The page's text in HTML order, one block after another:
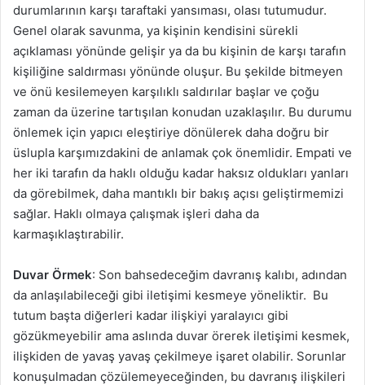
durumlarının karşı taraftaki yansıması, olası tutumudur.
Genel olarak savunma, ya kişinin kendisini sürekli
açıklaması yönünde gelişir ya da bu kişinin de karşı tarafın
kişiliğine saldırması yönünde oluşur. Bu şekilde bitmeyen
ve önü kesilemeyen karşılıklı saldırılar başlar ve çoğu
zaman da üzerine tartışılan konudan uzaklaşılır. Bu durumu
önlemek için yapıcı eleştiriye dönülerek daha doğru bir
üslupla karşımızdakini de anlamak çok önemlidir. Empati ve
her iki tarafın da haklı olduğu kadar haksız oldukları yanları
da görebilmek, daha mantıklı bir bakış açısı geliştirmemizi
sağlar. Haklı olmaya çalışmak işleri daha da
karmaşıklaştırabilir.
Duvar Örmek: Son bahsedeceğim davranış kalıbı, adından
da anlaşılabileceği gibi iletişimi kesmeye yöneliktir. Bu
tutum başta diğerleri kadar ilişkiyi yaralayıcı gibi
gözükmeyebilir ama aslında duvar örerek iletişimi kesmek,
ilişkiden de yavaş yavaş çekilmeye işaret olabilir. Sorunlar
konuşulmadan çözülemeyeceğinden, bu davranış ilişkileri